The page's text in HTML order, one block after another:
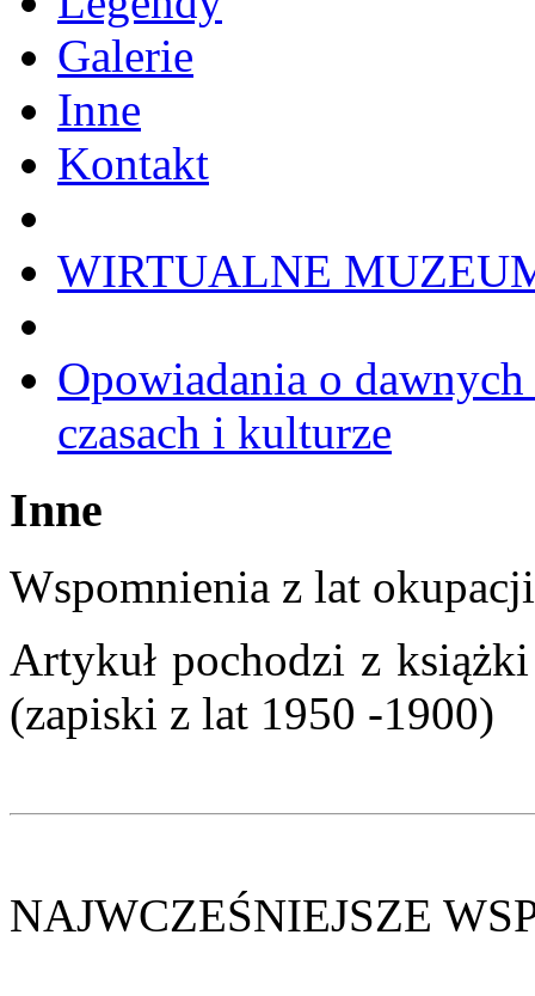
Galerie
Inne
Kontakt
WIRTUALNE
Opowiadania o
czasach i kulturze
Inne
Wspomnienia z lat
Artykuł pochodzi z
(zapiski z lat 1950 -1900)
NAJWCZEŚNIEJSZE